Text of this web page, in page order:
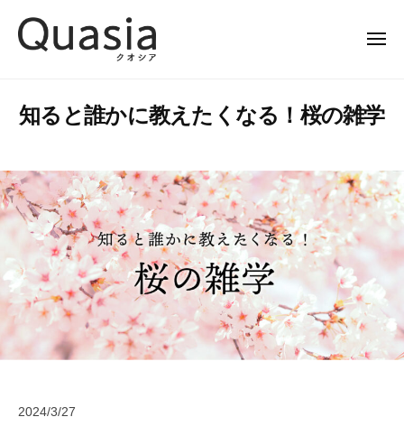
キ
ッ
u
a
i
a
公
式
サ
イ
た
オ
リ
テ
ィ
、
世
あ
メ
知ると誰かに教えたくなる！桜の雑学
2024/3/27
u
a
a
公
サ
イ
ト